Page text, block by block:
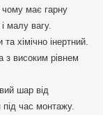
чому має гарну
малу вагу.
хімічно інертний.
з високим рівнем
шар від
під час монтажу.